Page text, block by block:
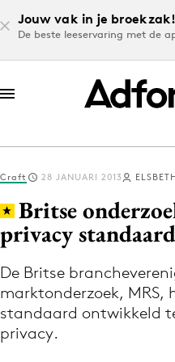
Jouw vak in je broekzak!
De beste leeservaring met de
Log in
Volg het laatste
Craft 28 JANUARI 2013
Britse
privacy standaard
De Britse
marktonderzoek, MRS,
standaard ontwikkeld
privacy.